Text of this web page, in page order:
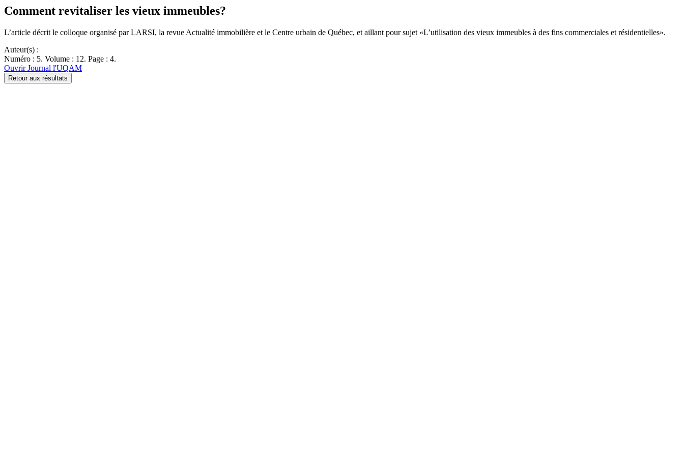
Comment revitaliser les vieux immeubles?
L’article décrit le colloque organisé par LARSI, la revue Actualité immobilière et le Centre urbain de Québec, et aillant pour sujet «L’utilisation des vieux immeubles à des fins commerciales et résidentielles».
Auteur(s) :
Numéro : 5. Volume : 12. Page : 4.
Ouvrir Journal l'UQAM
Retour aux résultats